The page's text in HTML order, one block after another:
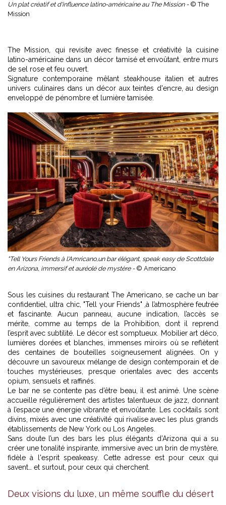
Un plat créatif et d'influence latino-américaine au The Mission - © The
Mission
The Mission, qui revisite avec finesse et créativité la cuisine
latino-américaine dans un décor tamisé et envoûtant, entre murs
de sel rose et feu ouvert.
Signature contemporaine mêlant steakhouse italien et autres
univers culinaires dans un décor aux teintes d'encre, au design
enveloppé de pénombre et lumière tamisée.
"Tell Yours Friends à l'Amricano,un bar élégant, speak easy de Scottdale
en Arizona, immersif et auréolé de mystère - © Americano
Sous les cuisines du restaurant The Americano, se cache un bar
confidentiel, ultra chic, "Tell your Friends" ,à l’atmosphère feutrée
et fascinante. Aucun panneau, aucune indication, l’accès se
mérite, comme au temps de la Prohibition, dont il reprend
l’esprit avec subtilité. Le décor est somptueux. Mobilier art déco,
lumières dorées et blanches, immenses miroirs où se reflètent
des centaines de bouteilles soigneusement alignées. On y
découvre un savoureux mélange de design contemporain et de
touches mystérieuses, presque orientales avec des accents
opium, sensuels et raffinés.
Le bar ne se contente pas d’être beau, il est animé. Une scène
accueille régulièrement des artistes talentueux de jazz, donnant
à l’espace une énergie vibrante et envoûtante. Les cocktails sont
divins, mixés avec une créativité qui rivalise avec les plus grands
établissements de New York ou Los Angeles.
Sans doute l’un des bars les plus élégants d’Arizona qui a su
créer une tonalité inspirante, immersive avec un brin de mystère,
fidèle à l'esprit speakeasy. Cette adresse est pour ceux qui
savent… et surtout, pour ceux qui cherchent.
Deux visions du luxe, un même souffle du désert